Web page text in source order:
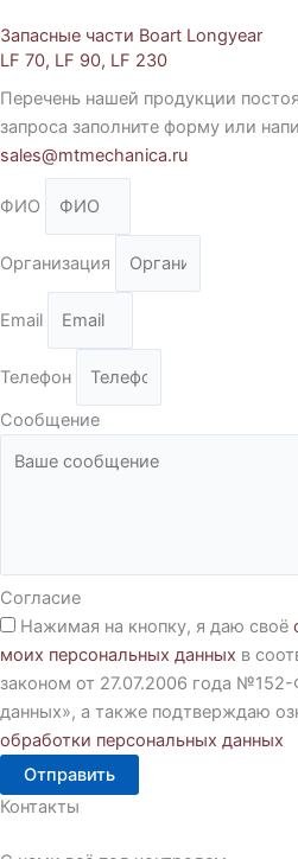
Запасные части Boart Longyear
LF 70, LF 90, LF 230
Перечень нашей продукции
запроса заполните форму или
sales@mtmechanica.ru
ФИО
Организация
Email
Телефон
Сообщение
Согласие
Нажимая на кнопку, я даю своё
моих персональных данных в
законом от 27.07.2006 года
данных», а также подтверждаю
обработки персональных данных
Отправить
Контакты